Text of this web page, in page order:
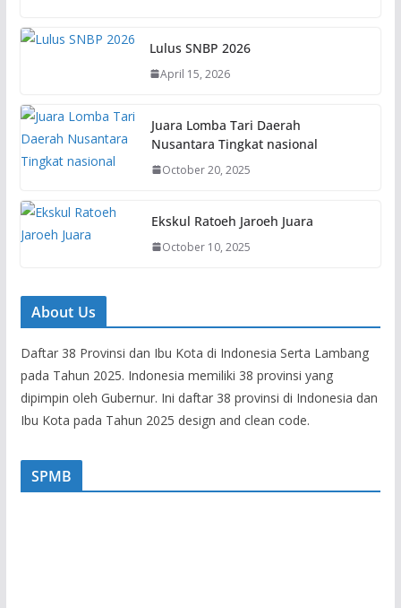
Lulus SNBP 2026
April 15, 2026
Juara Lomba Tari Daerah
Nusantara Tingkat nasional
October 20, 2025
Ekskul Ratoeh Jaroeh Juara
October 10, 2025
About Us
Daftar 38 Provinsi dan Ibu Kota di Indonesia Serta Lambang
pada Tahun 2025. Indonesia memiliki 38 provinsi yang
dipimpin oleh Gubernur. Ini daftar 38 provinsi di Indonesia dan
Ibu Kota pada Tahun 2025 design and clean code.
SPMB